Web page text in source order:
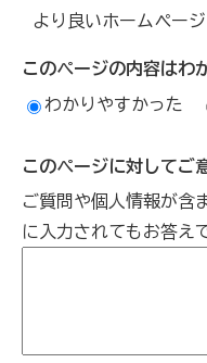
より良いホームペー
このページの内容はわ
わかりやすかった
このページに対してご
ご質問や個人情報が含
に入力されてもお答え